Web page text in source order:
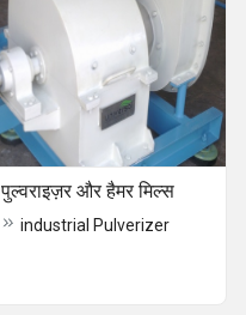
पुल्वराइज़र और हैमर मिल्स
industrial Pulverizer